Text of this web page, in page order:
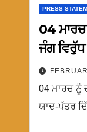
PRESS
04 ਮਾਰਚ
ਜੰਗ ਵਿਰੁੱਧ
04 ਮਾਰਚ ਨੂੰ
ਯਾਦ-ਪੱਤਰ